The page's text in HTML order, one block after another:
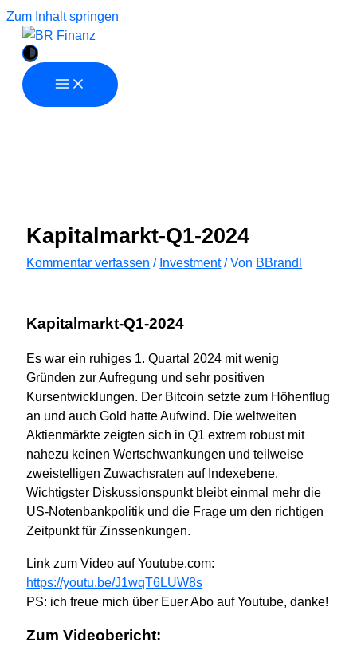
Zum Inhalt springen
Kapitalmarkt-Q1-2024
Kommentar verfassen / Investment/ Von BBrandl
Kapitalmarkt-Q1-2024
Es war ein ruhiges 1. Quartal 2024 mit wenig
Gründen zur Aufregung und sehr positiven
Kursentwicklungen. Der Bitcoin setzte zum Höhenflug
an und auch Gold hatte Aufwind. Die weltweiten
Aktienmärkte zeigten sich in Q1 extrem robust mit
nahezu keinen Wertschwankungen und teilweise
zweistelligen Zuwachsraten auf Indexebene.
Wichtigster Diskussionspunkt bleibt einmal mehr die
US-Notenbankpolitik und die Frage um den richtigen
Zeitpunkt für Zinssenkungen.
Link zum Video auf Youtube.com:
https://youtu.be/J1wqT6LUW8s
PS: ich freue mich über Euer Abo auf Youtube, danke!
Zum Videobericht: